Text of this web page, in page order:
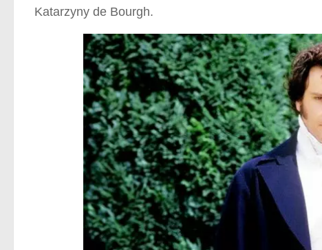
Katarzyny de Bourgh.